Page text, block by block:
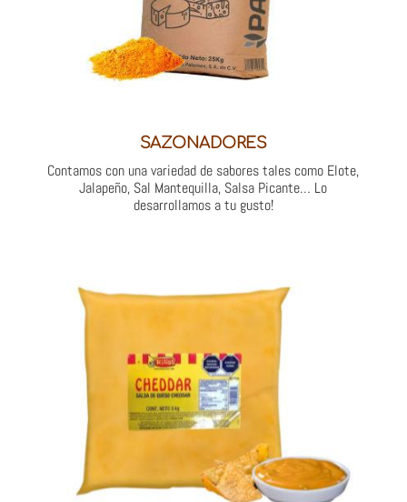
SAZONADORES
Contamos con una variedad de sabores tales como Elote,
Jalapeño, Sal Mantequilla, Salsa Picante… Lo
desarrollamos a tu gusto!